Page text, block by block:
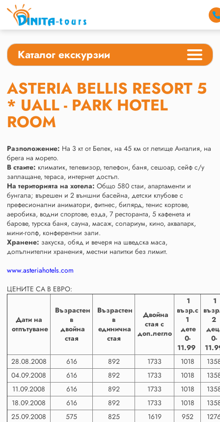
Каталог екскурзии
ASTERIA BELLIS RESORT 5
* UALL - PARK HOTEL
ROOM
Разположение: На 3 кт от Белек, на 45 км от летище Анталия, на
брега на морето.
В стаите: климатик, телевизор, телефон, баня, сешоар, сейф с/у
заплащане, тераса, интернет достъп.
На територията на хотела: Общо 580 стаи, апартаменти и
бунгала; върешен и 2 външни басейна, детски клубове с
префесионални аниматори, фитнес, билярд, тенис кортове,
аеробика, водни спортове, езда, 7 ресторанта, 5 кафенета и
барове, турска баня, сауна, масаж, солариум, кино, аквапарк,
мини-голф, конферентни зали.
Хранене: закуска, обяд и вечеря на шведска маса,
допълнителни хранения, местни напитки без лимит.
www.asteriahotels.com
ЦЕНИТЕ СА В ЕВРО:
Дати на
отпътуване
Възрастен
в
двойна
стая
Възрастен
в
единична
стая
Двойна
стая с
доп.легло
1
възр.с
1
дете
0-
11.99
1
2
0-
28.08.2008
616 892 1733 1018
04.09.2008
616 892 1733 1018
11.09.2008
616 892 1733 1018
18.09.2008
616 892 1733 1018
25.09.2008
575 825 1619 952